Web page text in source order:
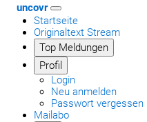
uncovr
Startseite
Originaltext Stream
Top Meldungen
Profil
Login
Neu anmelden
Passwort vergessen
Mailabo